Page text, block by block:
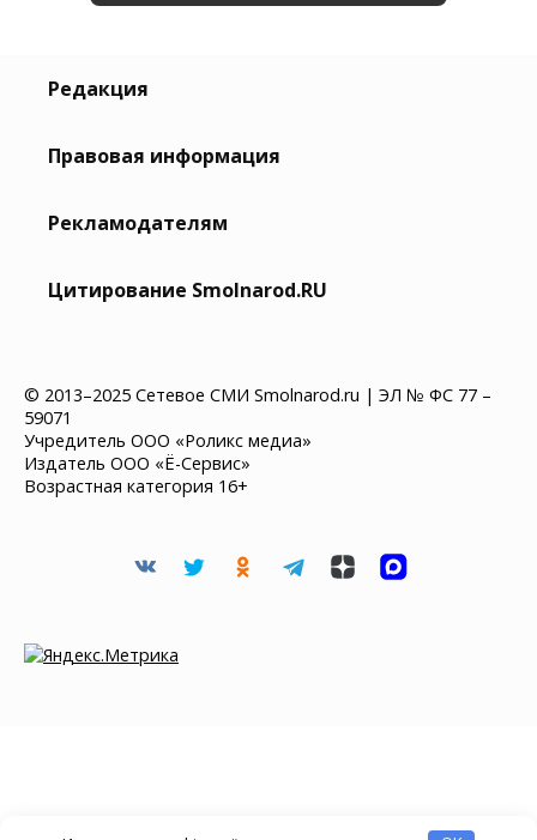
Редакция
Правовая информация
Рекламодателям
Цитирование Smolnarod.RU
© 2013–2025 Сетевое СМИ Smolnarod.ru | ЭЛ № ФС 77 –
59071
Учредитель ООО «Роликс медиа»
Издатель ООО «Ё-Сервис»
Возрастная категория 16+